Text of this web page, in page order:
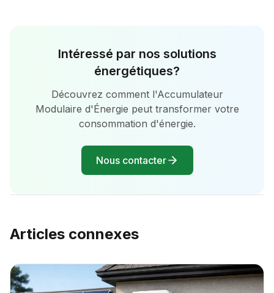
Intéressé par nos solutions
énergétiques?
Découvrez comment l'Accumulateur
Modulaire d'Énergie peut transformer votre
consommation d'énergie.
Nous contacter
Articles connexes